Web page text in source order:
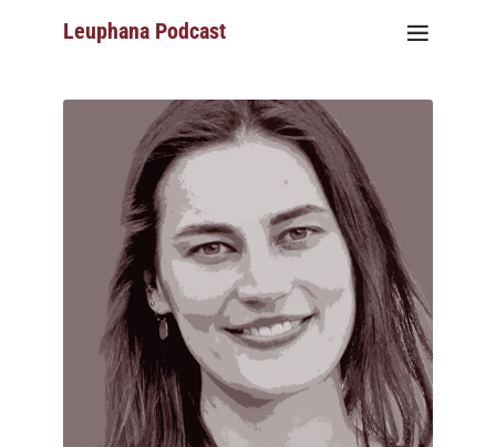
Leuphana Podcast